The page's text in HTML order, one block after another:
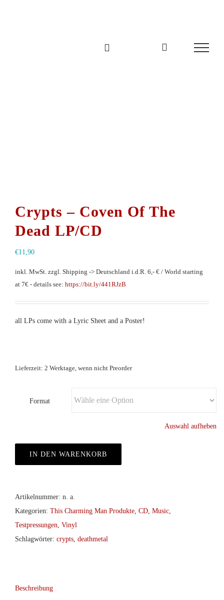
Crypts – Coven Of The
Dead LP/CD
€11,90
inkl. MwSt. zzgl. Shipping -> Deutschland i.d.R. 6,- € / World starting
at 7€ - details see: https://bit.ly/441RJzB
all LPs come with a Lyric Sheet and a Poster!
Lieferzeit: 2 Werktage, wenn nicht Preorder
Format
Auswahl aufheben
IN DEN WARENKORB
Artikelnummer: n. a.
Kategorien: This Charming Man Produkte CD Music
Testpressungen Vinyl
Schlagwörter: crypts deathmetal
Beschreibung